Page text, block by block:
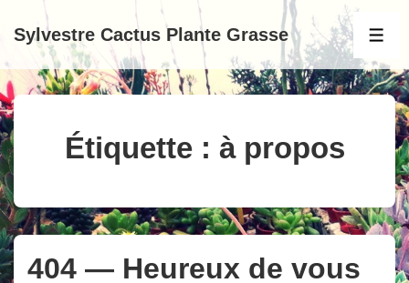
passer
au
contenu
principal
Sylvestre Cactus Plante Grasse
Étiquette : à propos
404 — Heureux de vous